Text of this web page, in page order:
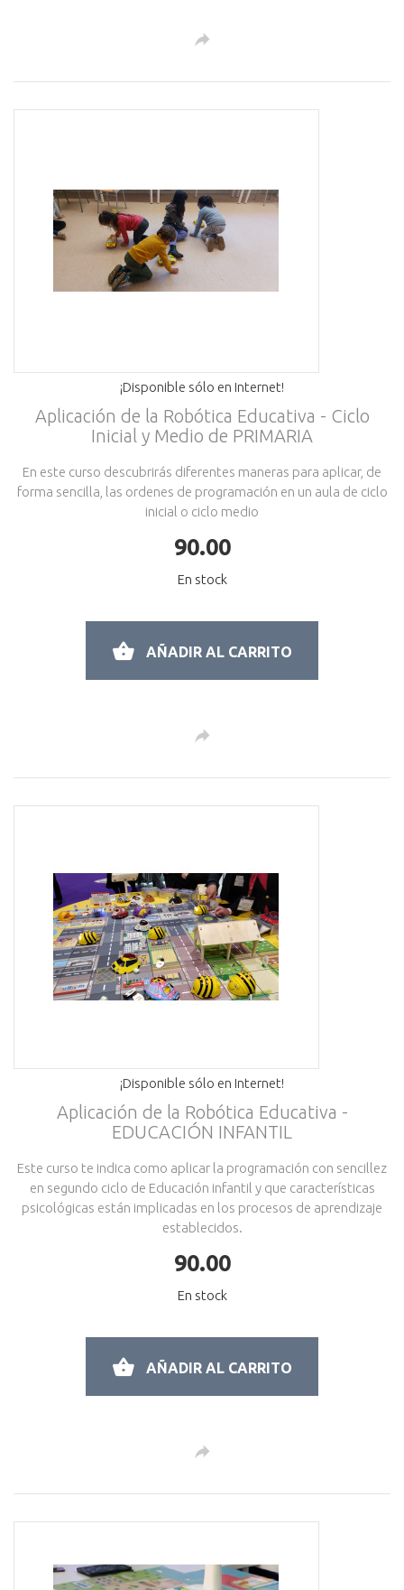
¡Disponible sólo en Internet!
Aplicación de la Robótica Educativa - Ciclo
Inicial y Medio de PRIMARIA
En este curso descubrirás diferentes maneras para aplicar, de
forma sencilla, las ordenes de programación en un aula de ciclo
inicial o ciclo medio
90.00
En stock
AÑADIR AL CARRITO
¡Disponible sólo en Internet!
Aplicación de la Robótica Educativa -
EDUCACIÓN INFANTIL
Este curso te indica como aplicar la programación con sencillez
en segundo ciclo de Educación infantil y que características
psicológicas están implicadas en los procesos de aprendizaje
establecidos.
90.00
En stock
AÑADIR AL CARRITO